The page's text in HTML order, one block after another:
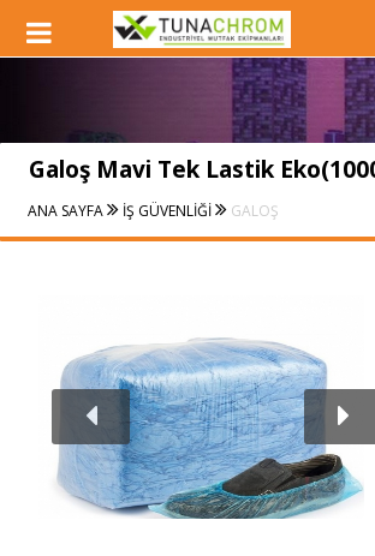
Galoş Mavi Tek Lastik
ANA SAYFA İŞ GÜVENLİĞİ GALOŞ